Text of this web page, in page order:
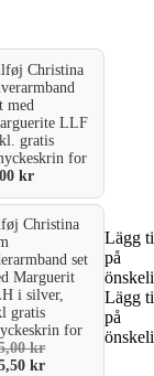
Christina
med
LLF
gratis
for
kr
Christina
set
Marguerit
i silver,
gratis
for
kr
kr
Lägg
på
Lägg
på